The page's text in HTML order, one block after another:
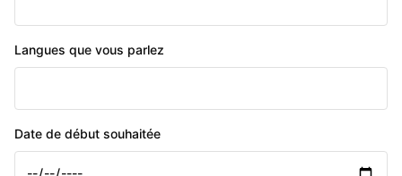
Langues que vous parlez
Date de début souhaitée